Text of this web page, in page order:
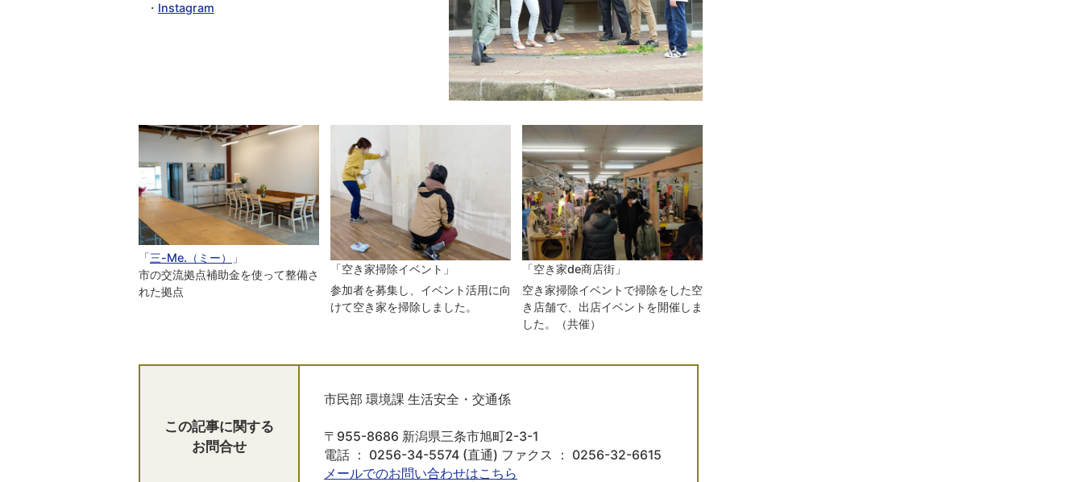
・ Instagram
「三-Me.（ミー）
」
市の交流拠点補助金を使って整備さ
れた拠点
「空き家掃除イベント」
参加者を募集し、イベント活用に向
けて空き家を掃除しました。
「空き家de商店街」
空き家掃除イベントで掃除をした空
き店舗で、出店イベントを開催しま
した。（共催）
この記事に関する
お問合せ
市民部 環境課 生活安全・交通係
〒955-8686 新潟県三条市旭町2-3-1
電話 ： 0256-34-5574 (直通) ファクス ： 0256-32-6615
メールでのお問い合わせはこちら